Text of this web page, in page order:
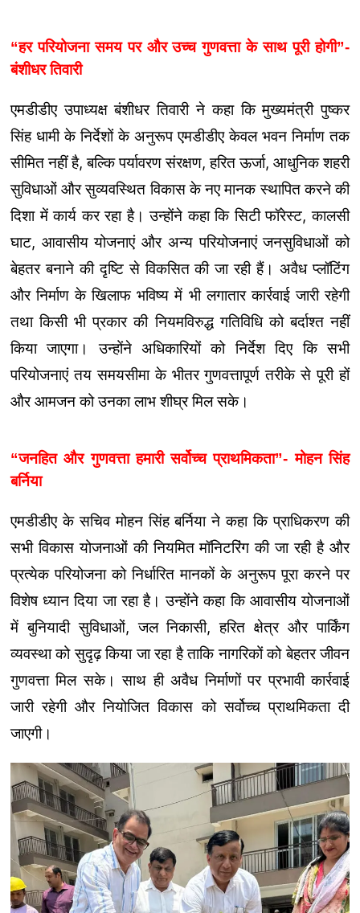
“हर परियोजना समय पर और उच्च गुणवत्ता के साथ पूरी होगी”-
बंशीधर तिवारी
एमडीडीए उपाध्यक्ष बंशीधर तिवारी ने कहा कि मुख्यमंत्री पुष्कर
सिंह धामी के निर्देशों के अनुरूप एमडीडीए केवल भवन निर्माण तक
सीमित नहीं है, बल्कि पर्यावरण संरक्षण, हरित ऊर्जा, आधुनिक शहरी
सुविधाओं और सुव्यवस्थित विकास के नए मानक स्थापित करने की
दिशा में कार्य कर रहा है। उन्होंने कहा कि सिटी फॉरेस्ट, कालसी
घाट, आवासीय योजनाएं और अन्य परियोजनाएं जनसुविधाओं को
बेहतर बनाने की दृष्टि से विकसित की जा रही हैं। अवैध प्लॉटिंग
और निर्माण के खिलाफ भविष्य में भी लगातार कार्रवाई जारी रहेगी
तथा किसी भी प्रकार की नियमविरुद्ध गतिविधि को बर्दाश्त नहीं
किया जाएगा। उन्होंने अधिकारियों को निर्देश दिए कि सभी
परियोजनाएं तय समयसीमा के भीतर गुणवत्तापूर्ण तरीके से पूरी हों
और आमजन को उनका लाभ शीघ्र मिल सके।
“जनहित और गुणवत्ता हमारी सर्वोच्च प्राथमिकता”- मोहन सिंह
बर्निया
एमडीडीए के सचिव मोहन सिंह बर्निया ने कहा कि प्राधिकरण की
सभी विकास योजनाओं की नियमित मॉनिटरिंग की जा रही है और
प्रत्येक परियोजना को निर्धारित मानकों के अनुरूप पूरा करने पर
विशेष ध्यान दिया जा रहा है। उन्होंने कहा कि आवासीय योजनाओं
में बुनियादी सुविधाओं, जल निकासी, हरित क्षेत्र और पार्किंग
व्यवस्था को सुदृढ़ किया जा रहा है ताकि नागरिकों को बेहतर जीवन
गुणवत्ता मिल सके। साथ ही अवैध निर्माणों पर प्रभावी कार्रवाई
जारी रहेगी और नियोजित विकास को सर्वोच्च प्राथमिकता दी
जाएगी।